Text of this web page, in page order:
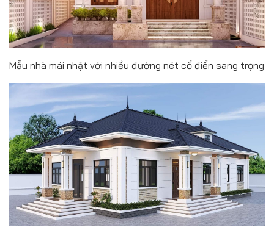
Mẫu nhà mái nhật với nhiều đường nét cổ điển sang trọng